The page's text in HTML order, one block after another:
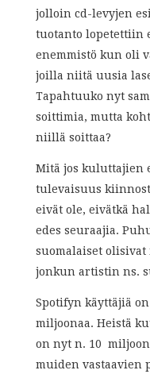
jolloin cd-levyjen
tuotanto lopetettiin
enemmistö kun oli
joilla niitä uusia
Tapahtuuko nyt
soittimia, mutta
niillä soittaa?
Mitä jos kuluttajien
tulevaisuus
eivät ole, eivätkä
edes seuraajia.
suomalaiset
jonkun artistin ns.
Spotifyn käyttäjiä
miljoonaa. Heistä
on nyt n. 10
muiden vastaavien